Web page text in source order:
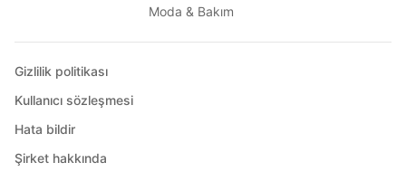
Moda & Bakım
Gizlilik politikası
Kullanıcı sözleşmesi
Hata bildir
Şirket hakkında